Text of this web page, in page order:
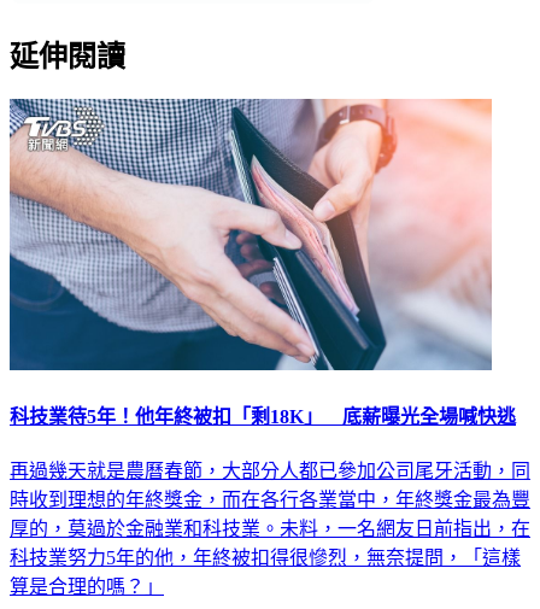
時收到理想的年終獎金，而在各行各業當中，年終獎金最為豐
厚的，莫過於金融業和科技業。未料，一名網友日前指出，在
科技業努力5年的他，年終被扣得很慘烈，無奈提問，「這樣
算是合理的嗎？」